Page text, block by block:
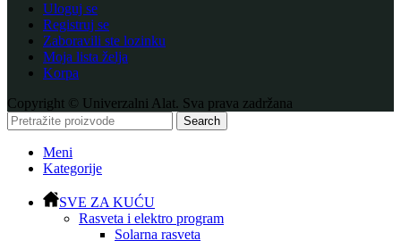
Uloguj se
Registruj se
Zaboravili ste lozinku
Moja lista želja
Korpa
Copyright © Univerzalni Alat. Sva prava zadržana
Search
Meni
Kategorije
SVE ZA KUĆU
Rasveta i elektro program
Solarna rasveta